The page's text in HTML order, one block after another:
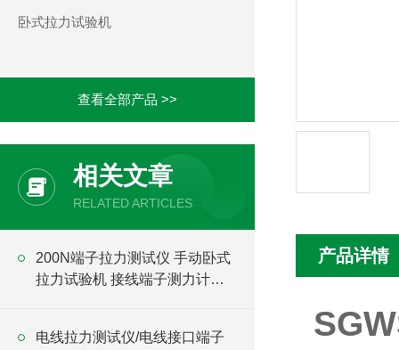
卧式拉力试验机
查看全部产品 >>
相关文章
RELATED ARTICLES
200N端子拉力测试仪 手动卧式
拉力试验机 接线端子测力计价
电线拉力测试仪/电线接口端子
产品详情